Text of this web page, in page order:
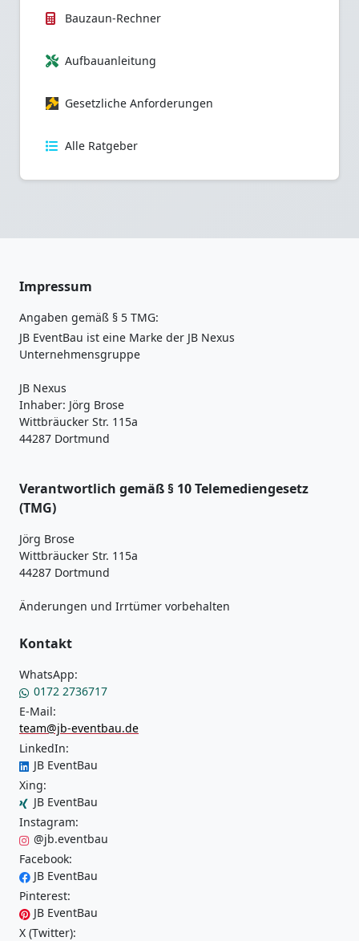
Bauzaun-Rechner
Aufbauanleitung
Gesetzliche Anforderungen
Alle Ratgeber
Impressum
Angaben gemäß § 5 TMG:
JB EventBau ist eine Marke der JB Nexus
Unternehmensgruppe
JB Nexus
Inhaber: Jörg Brose
Wittbräucker Str. 115a
44287 Dortmund
Verantwortlich gemäß § 10 Telemediengesetz
(TMG)
Jörg Brose
Wittbräucker Str. 115a
44287 Dortmund
Änderungen und Irrtümer vorbehalten
Kontakt
WhatsApp:
0172 2736717
E-Mail:
team@jb-eventbau.de
LinkedIn:
JB EventBau
Xing:
JB EventBau
Instagram:
@jb.eventbau
Facebook:
JB EventBau
Pinterest:
JB EventBau
X (Twitter):